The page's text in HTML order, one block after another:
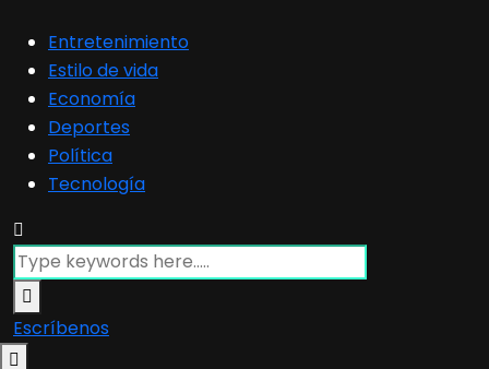
Entretenimiento
Estilo de vida
Economía
Deportes
Política
Tecnología
Escríbenos